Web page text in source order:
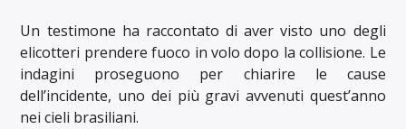
Un testimone ha raccontato di aver visto uno degli
elicotteri prendere fuoco in volo dopo la collisione. Le
indagini proseguono per chiarire le cause
dell’incidente, uno dei più gravi avvenuti quest’anno
nei cieli brasiliani.